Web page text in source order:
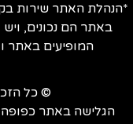
*הנהלת האתר שירות
באתר הם נכונים, ויש
המופיעים באתר
© כל
הגלישה באתר